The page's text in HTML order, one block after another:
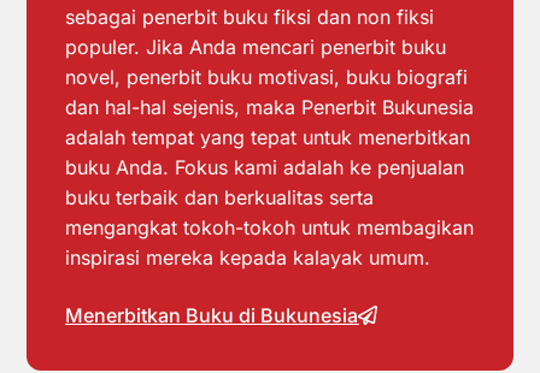
sebagai penerbit buku fiksi dan non fiksi
populer. Jika Anda mencari penerbit buku
novel, penerbit buku motivasi, buku biografi
dan hal-hal sejenis, maka Penerbit Bukunesia
adalah tempat yang tepat untuk menerbitkan
buku Anda. Fokus kami adalah ke penjualan
buku terbaik dan berkualitas serta
mengangkat tokoh-tokoh untuk membagikan
inspirasi mereka kepada kalayak umum.
Menerbitkan Buku di Bukunesia